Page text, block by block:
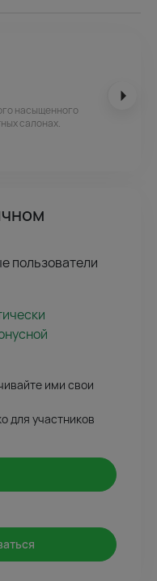
насыщенного
салонах.
пользователи
ими свои
для участников